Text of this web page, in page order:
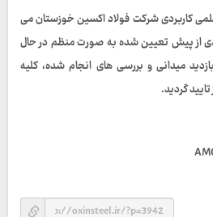
کاربردی شرکت فولاد اکسین خوزستان می
از پیش تعیین شده به صورت منظم در حال
میدانی و بررسی های انجام شده، کلیه
گردید.